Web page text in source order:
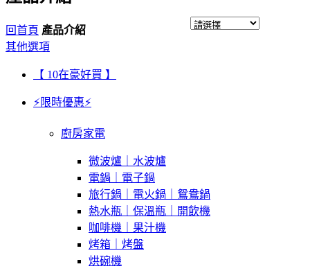
回首頁 產品介紹
其他選項
【 10在豪好買 】
⚡限時優惠⚡
廚房家電
微波爐｜水波爐
電鍋｜電子鍋
旅行鍋｜電火鍋｜鴛鴦鍋
熱水瓶｜保溫瓶｜開飲機
咖啡機｜果汁機
烤箱｜烤盤
烘碗機